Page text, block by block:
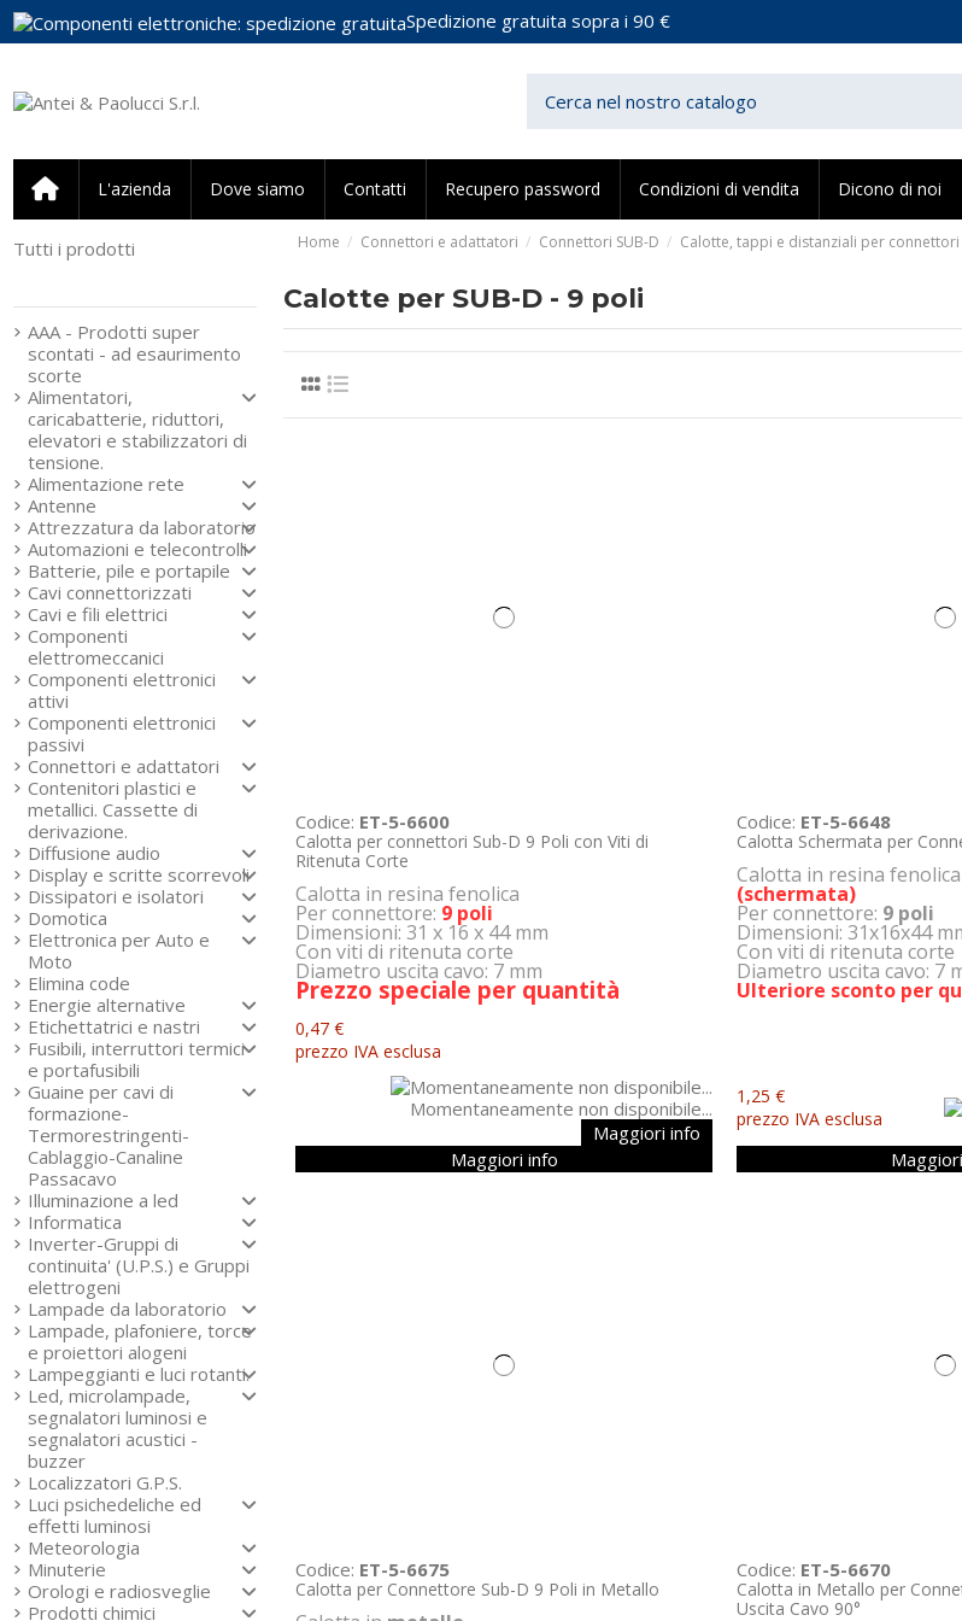
Spedizione gratuita sopra i 90 €
L'azienda Dove siamo Contatti Recupero password Condizioni di vendita Dicono di noi
Home Connettori e adattatori Connettori SUB-D Calotte, tappi e distanziali per connettori
Calotte per SUB-D - 9 poli
Codice: ET-5-6600
Calotta per connettori Sub-D 9 Poli con Viti di
Ritenuta Corte
Calotta in resina fenolica
Per connettore: 9 poli
Dimensioni: 31 x 16 x 44 mm
Con viti di ritenuta corte
Diametro uscita cavo: 7 mm
Prezzo speciale per quantità
0,47 €
prezzo IVA esclusa
Momentaneamente non disponibile...
Maggiori info
Maggiori info
Codice: ET-5-6648
Calotta Schermata per
Calotta in resina
(schermata)
Per connettore: 9 poli
Dimensioni: 31x16x44
Con viti di ritenuta corte
Diametro uscita cavo: 7
Ulteriore sconto per
1,25 €
prezzo IVA esclusa
Codice: ET-5-6675
Calotta per Connettore Sub-D 9 Poli in Metallo
Codice: ET-5-6670
Calotta in Metallo per
Uscita Cavo 90°
Tutti i prodotti
AAA - Prodotti super
scontati - ad esaurimento
scorte
Alimentatori,
caricabatterie, riduttori,
elevatori e stabilizzatori di
tensione.
Alimentazione rete
Antenne
Attrezzatura da laboratorio
Automazioni e telecontrolli
Batterie, pile e portapile
Cavi connettorizzati
Cavi e fili elettrici
Componenti
elettromeccanici
Componenti elettronici
attivi
Componenti elettronici
passivi
Connettori e adattatori
Contenitori plastici e
metallici. Cassette di
derivazione.
Diffusione audio
Display e scritte scorrevoli
Dissipatori e isolatori
Domotica
Elettronica per Auto e
Moto
Elimina code
Energie alternative
Etichettatrici e nastri
Fusibili, interruttori termici
e portafusibili
Guaine per cavi di
formazione-
Termorestringenti-
Cablaggio-Canaline
Passacavo
Illuminazione a led
Informatica
Inverter-Gruppi di
continuita' (U.P.S.) e Gruppi
elettrogeni
Lampade da laboratorio
Lampade, plafoniere, torce
e proiettori alogeni
Lampeggianti e luci rotanti.
Led, microlampade,
segnalatori luminosi e
segnalatori acustici -
buzzer
Localizzatori G.P.S.
Luci psichedeliche ed
effetti luminosi
Meteorologia
Minuterie
Orologi e radiosveglie
Prodotti chimici